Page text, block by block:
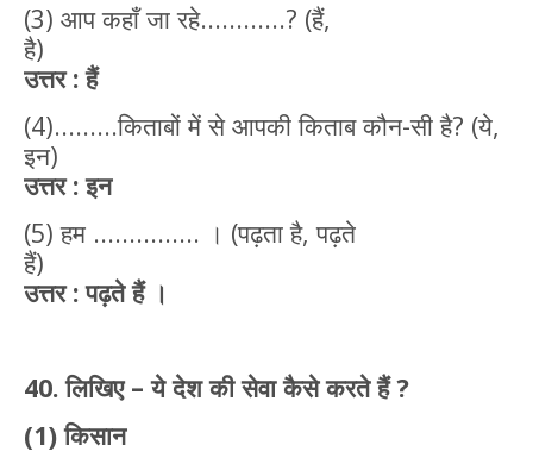
(3) आप कहाँ जा रहे............? (हैं,
है)
उत्तर : हैं
(4).........किताबों में से आपकी किताब कौन-सी है? (ये,
इन)
उत्तर: इन
(5) हम ............... । (पढ़ता है, पढ़ते
हैं)
उत्तर : पढ़ते हैं ।
40. लिखिए – ये देश की सेवा कैसे करते हैं ?
(1) किसान